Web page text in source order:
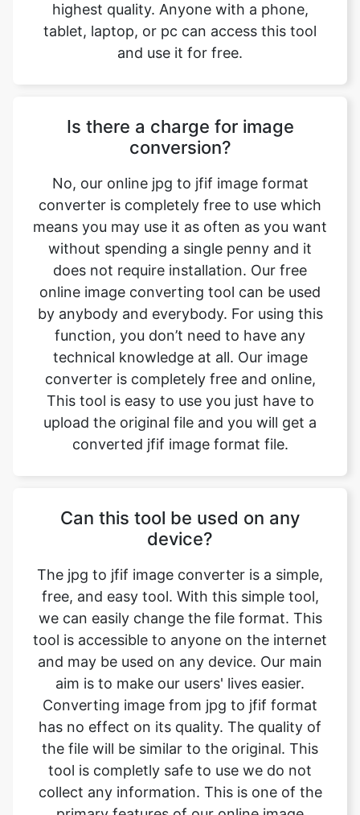
Is there a charge for image
converter is completely free to use which
means you may use it as often as you want
without spending a single penny and it
does not require installation. Our free
online image converting tool can be used
by anybody and everybody. For using this
function, you don’t need to have any
technical knowledge at all. Our image
converter is completely free and online,
This tool is easy to use you just have to
upload the original file and you will get a
converted jfif image format file.
Can this tool be used on any
free, and easy tool. With this simple tool,
we can easily change the file format. This
tool is accessible to anyone on the internet
and may be used on any device. Our main
aim is to make our users' lives easier.
Converting image from jpg to jfif format
has no effect on its quality. The quality of
the file will be similar to the original. This
tool is completly safe to use we do not
collect any information. This is one of the
primary features of our online image
converter. We ensure that the image we
convert is of the greatest possible quality.